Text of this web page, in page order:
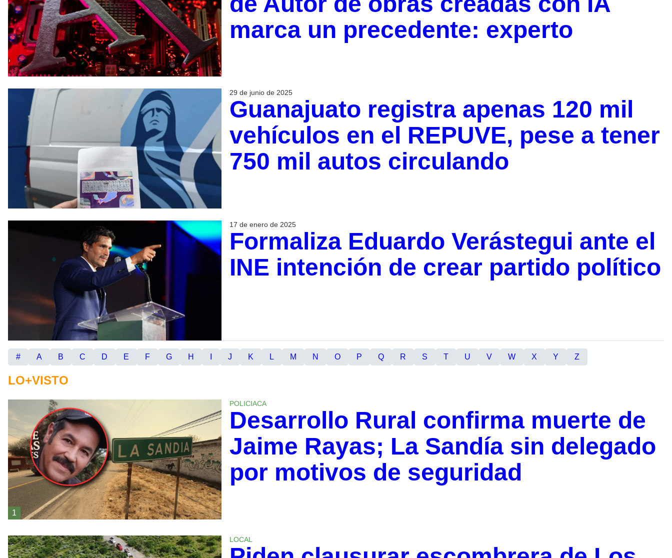
marca un precedente: experto
29 de junio de 2025
Guanajuato registra apenas 120 mil
vehículos en el REPUVE, pese a tener
750 mil autos circulando
17 de enero de 2025
Formaliza Eduardo Verástegui ante el
INE intención de crear partido político
# A B C D E F G H J K L M N O P Q R S T U V W X Y Z
LO+VISTO
1
POLICIACA
Desarrollo Rural confirma muerte de
Jaime Rayas; La Sandía sin delegado
por motivos de seguridad
LOCAL